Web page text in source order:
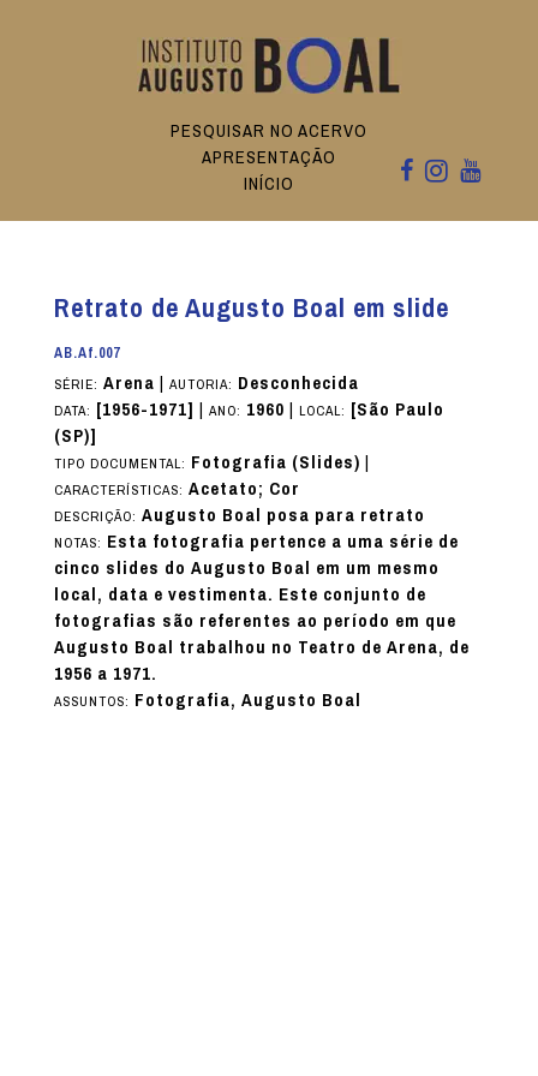
PESQUISAR NO ACERVO
APRESENTAÇÃO
INÍCIO
Retrato de Augusto Boal em slide
AB.Af.007
SÉRIE: Arena| AUTORIA: Desconhecida
DATA: [1956-1971] | ANO: 1960| LOCAL: [São Paulo
(SP)]
TIPO DOCUMENTAL: Fotografia (Slides)|
CARACTERÍSTICAS: Acetato; Cor
DESCRIÇÃO: Augusto Boal posa para retrato
NOTAS: Esta fotografia pertence a uma série de
cinco slides do Augusto Boal em um mesmo
local, data e vestimenta. Este conjunto de
fotografias são referentes ao período em que
Augusto Boal trabalhou no Teatro de Arena, de
1956 a 1971.
ASSUNTOS: Fotografia, Augusto Boal